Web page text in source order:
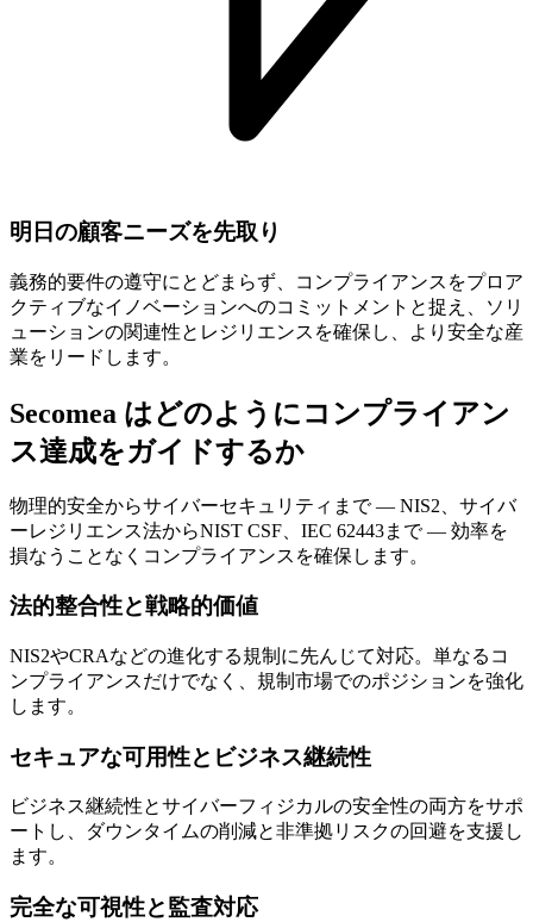
明日の顧客ニーズを先取り
義務的要件の遵守にとどまらず、コンプライアンスをプロア
クティブなイノベーションへのコミットメントと捉え、ソリ
ューションの関連性とレジリエンスを確保し、より安全な産
業をリードします。
Secomea はどのようにコンプライアン
ス達成をガイドするか
物理的安全からサイバーセキュリティまで — NIS2、サイバ
ーレジリエンス法からNIST CSF、IEC 62443まで — 効率を
損なうことなくコンプライアンスを確保します。
法的整合性と戦略的価値
NIS2やCRAなどの進化する規制に先んじて対応。単なるコ
ンプライアンスだけでなく、規制市場でのポジションを強化
します。
セキュアな可用性とビジネス継続性
ビジネス継続性とサイバーフィジカルの安全性の両方をサポ
ートし、ダウンタイムの削減と非準拠リスクの回避を支援し
ます。
完全な可視性と監査対応